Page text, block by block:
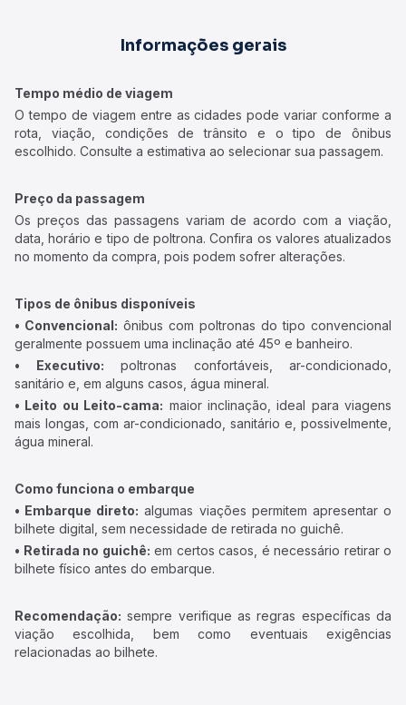
Informações gerais
Tempo médio de viagem
O tempo de viagem entre as cidades pode variar conforme a
rota, viação, condições de trânsito e o tipo de ônibus
escolhido. Consulte a estimativa ao selecionar sua passagem.
Preço da passagem
Os preços das passagens variam de acordo com a viação,
data, horário e tipo de poltrona. Confira os valores atualizados
no momento da compra, pois podem sofrer alterações.
Tipos de ônibus disponíveis
• Convencional: ônibus com poltronas do tipo convencional
geralmente possuem uma inclinação até 45º e banheiro.
• Executivo: poltronas confortáveis, ar-condicionado,
sanitário e, em alguns casos, água mineral.
• Leito ou Leito-cama: maior inclinação, ideal para viagens
mais longas, com ar-condicionado, sanitário e, possivelmente,
água mineral.
Como funciona o embarque
• Embarque direto: algumas viações permitem apresentar o
bilhete digital, sem necessidade de retirada no guichê.
• Retirada no guichê: em certos casos, é necessário retirar o
bilhete físico antes do embarque.
Recomendação: sempre verifique as regras específicas da
viação escolhida, bem como eventuais exigências
relacionadas ao bilhete.